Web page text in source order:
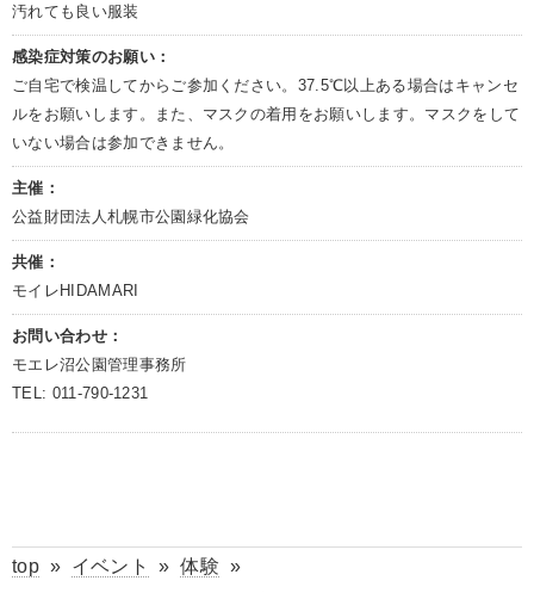
汚れても良い服装
感染症対策のお願い：
ご自宅で検温してからご参加ください。37.5℃以上ある場合はキャンセ
ルをお願いします。また、マスクの着用をお願いします。マスクをして
いない場合は参加できません。
主催：
公益財団法人札幌市公園緑化協会
共催：
モイレHIDAMARI
お問い合わせ：
モエレ沼公園管理事務所
TEL: 011-790-1231
top» イベント »体験 »